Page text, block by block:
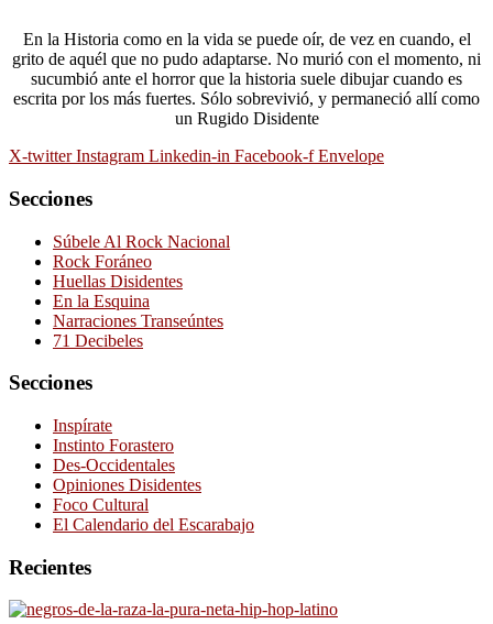
En la Historia como en la vida se puede oír, de vez en cuando, el
grito de aquél que no pudo adaptarse. No murió con el momento, ni
sucumbió ante el horror que la historia suele dibujar cuando es
escrita por los más fuertes. Sólo sobrevivió, y permaneció allí como
un Rugido Disidente
X-twitter Instagram Linkedin-in Facebook-f Envelope
Secciones
Súbele Al Rock Nacional
Rock Foráneo
Huellas Disidentes
En la Esquina
Narraciones Transeúntes
71 Decibeles
Secciones
Inspírate
Instinto Forastero
Des-Occidentales
Opiniones Disidentes
Foco Cultural
El Calendario del Escarabajo
Recientes